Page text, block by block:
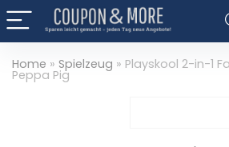
Home » Spielzeug » Playskool 2-in-1
Peppa Pig